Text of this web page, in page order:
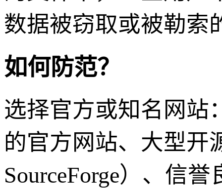
数据被窃取或被勒索
如何防范？
选择官方或知名网站
的官方网站、大型开
SourceForge）、信